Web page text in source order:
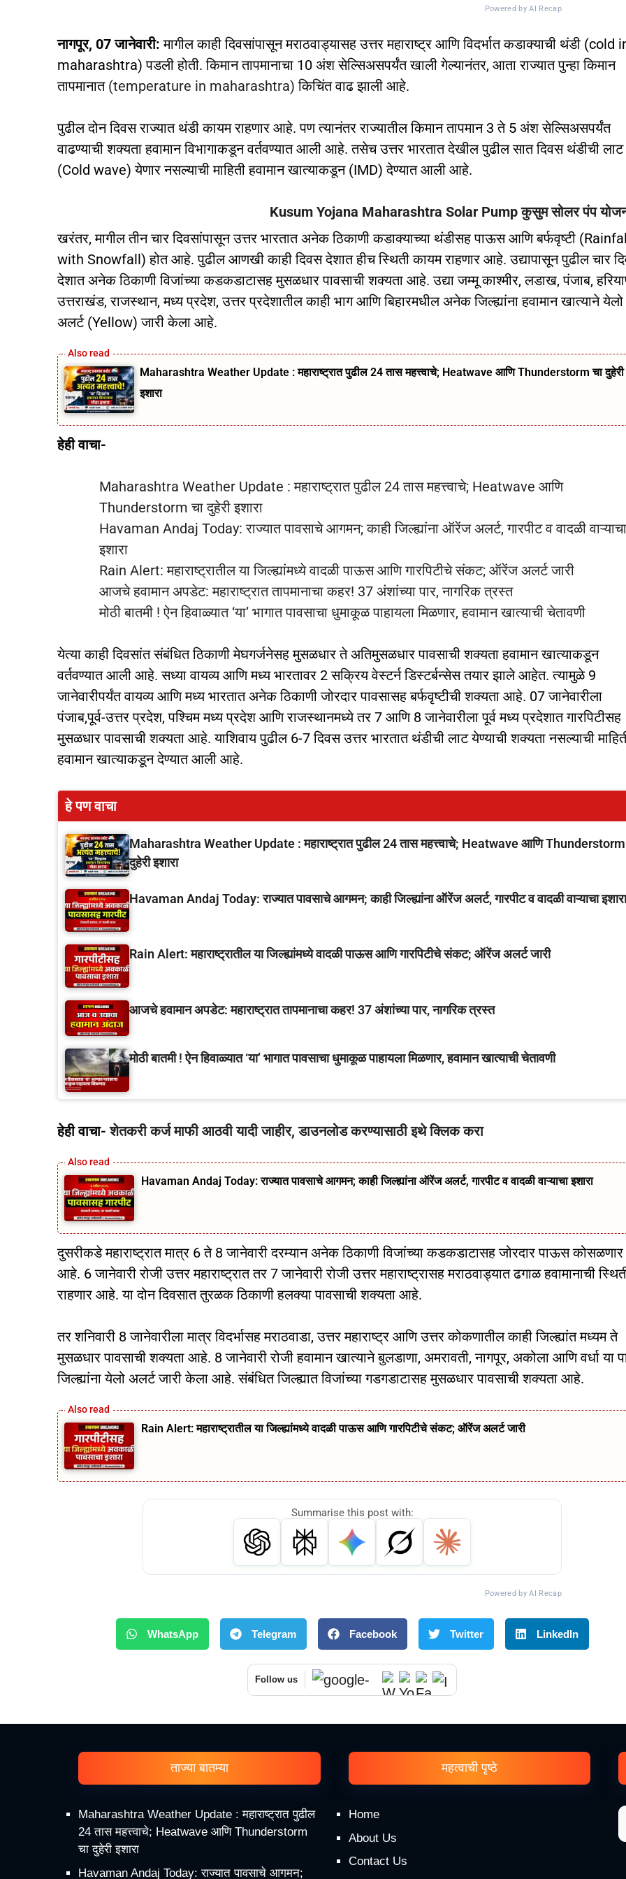
Powered by AI Recap
नागपूर, 07 जानेवारी: मागील काही दिवसांपासून मराठवाड्यासह उत्तर महाराष्ट्र आणि विदर्भात कडाक्याची थंडी (cold
maharashtra) पडली होती. किमान तापमानाचा 10 अंश सेल्सिअसपर्यंत खाली गेल्यानंतर, आता राज्यात पुन्हा किमान
तापमानात (temperature in maharashtra) किचिंत वाढ झाली आहे.
पुढील दोन दिवस राज्यात थंडी कायम राहणार आहे. पण त्यानंतर राज्यातील किमान तापमान 3 ते 5 अंश सेल्सिअसपर्यंत
वाढण्याची शक्यता हवामान विभागाकडून वर्तवण्यात आली आहे. तसेच उत्तर भारतात देखील पुढील सात दिवस थंडीची लाट
(Cold wave) येणार नसल्याची माहिती हवामान खात्याकडून (IMD) देण्यात आली आहे.
Kusum Yojana Maharashtra Solar Pump कुसुम सोलर पंप योजना ऑनलाईन
खरंतर, मागील तीन चार दिवसांपासून उत्तर भारतात अनेक ठिकाणी कडाक्याच्या थंडीसह पाऊस आणि बर्फवृष्टी
with Snowfall) होत आहे. पुढील आणखी काही दिवस देशात हीच स्थिती कायम राहणार आहे. उद्यापासून पुढील चार
देशात अनेक ठिकाणी विजांच्या कडकडाटासह मुसळधार पावसाची शक्यता आहे. उद्या जम्मू काश्मीर, लडाख, पंजाब,
उत्तराखंड, राजस्थान, मध्य प्रदेश, उत्तर प्रदेशातील काही भाग आणि बिहारमधील अनेक जिल्ह्यांना हवामान खात्याने येलो
अलर्ट (Yellow) जारी केला आहे.
Maharashtra Weather Update : महाराष्ट्रात पुढील 24 तास महत्त्वाचे; Heatwave आणि Thunderstorm चा दुहेरी
इशारा
हेही वाचा-
Maharashtra Weather Update : महाराष्ट्रात पुढील 24 तास महत्त्वाचे; Heatwave आणि
Thunderstorm चा दुहेरी इशारा
Havaman Andaj Today: राज्यात पावसाचे आगमन; काही जिल्ह्यांना ऑरेंज अलर्ट, गारपीट व वादळी वाऱ्याचा
इशारा
Rain Alert: महाराष्ट्रातील या जिल्ह्यांमध्ये वादळी पाऊस आणि गारपिटीचे संकट; ऑरेंज अलर्ट जारी
आजचे हवामान अपडेट: महाराष्ट्रात तापमानाचा कहर! 37 अंशांच्या पार, नागरिक त्रस्त
मोठी बातमी ! ऐन हिवाळ्यात ‘या’ भागात पावसाचा धुमाकूळ पाहायला मिळणार, हवामान खात्याची चेतावणी
येत्या काही दिवसांत संबंधित ठिकाणी मेघगर्जनेसह मुसळधार ते अतिमुसळधार पावसाची शक्यता हवामान खात्याकडून
वर्तवण्यात आली आहे. सध्या वायव्य आणि मध्य भारतावर 2 सक्रिय वेस्टर्न डिस्टर्बन्सेस तयार झाले आहेत. त्यामुळे 9
जानेवारीपर्यंत वायव्य आणि मध्य भारतात अनेक ठिकाणी जोरदार पावसासह बर्फवृष्टीची शक्यता आहे. 07 जानेवारीला
पंजाब,पूर्व-उत्तर प्रदेश, पश्चिम मध्य प्रदेश आणि राजस्थानमध्ये तर 7 आणि 8 जानेवारीला पूर्व मध्य प्रदेशात गारपिटीसह
मुसळधार पावसाची शक्यता आहे. याशिवाय पुढील 6-7 दिवस उत्तर भारतात थंडीची लाट येण्याची शक्यता नसल्याची
हवामान खात्याकडून देण्यात आली आहे.
हे पण वाचा
Maharashtra Weather Update : महाराष्ट्रात पुढील 24 तास महत्त्वाचे; Heatwave आणि Thunderstorm
दुहेरी इशारा
Havaman Andaj Today: राज्यात पावसाचे आगमन; काही जिल्ह्यांना ऑरेंज अलर्ट, गारपीट व वादळी वाऱ्याचा इशारा
Rain Alert: महाराष्ट्रातील या जिल्ह्यांमध्ये वादळी पाऊस आणि गारपिटीचे संकट; ऑरेंज अलर्ट जारी
आजचे हवामान अपडेट: महाराष्ट्रात तापमानाचा कहर! 37 अंशांच्या पार, नागरिक त्रस्त
मोठी बातमी ! ऐन हिवाळ्यात ‘या’ भागात पावसाचा धुमाकूळ पाहायला मिळणार, हवामान खात्याची चेतावणी
हेही वाचा-शेतकरी कर्ज माफी आठवी यादी जाहीर, डाउनलोड करण्यासाठी इथे क्लिक करा
Havaman Andaj Today: राज्यात पावसाचे आगमन; काही जिल्ह्यांना ऑरेंज अलर्ट, गारपीट व वादळी वाऱ्याचा इशारा
दुसरीकडे महाराष्ट्रात मात्र 6 ते 8 जानेवारी दरम्यान अनेक ठिकाणी विजांच्या कडकडाटासह जोरदार पाऊस कोसळणार
आहे. 6 जानेवारी रोजी उत्तर महाराष्ट्रात तर 7 जानेवारी रोजी उत्तर महाराष्ट्रासह मराठवाड्यात ढगाळ हवामानाची
राहणार आहे. या दोन दिवसात तुरळक ठिकाणी हलक्या पावसाची शक्यता आहे.
तर शनिवारी 8 जानेवारीला मात्र विदर्भासह मराठवाडा, उत्तर महाराष्ट्र आणि उत्तर कोकणातील काही जिल्ह्यांत मध्यम ते
मुसळधार पावसाची शक्यता आहे. 8 जानेवारी रोजी हवामान खात्याने बुलडाणा, अमरावती, नागपूर, अकोला आणि वर्धा या
जिल्ह्यांना येलो अलर्ट जारी केला आहे. संबंधित जिल्ह्यात विजांच्या गडगडाटासह मुसळधार पावसाची शक्यता आहे.
Rain Alert: महाराष्ट्रातील या जिल्ह्यांमध्ये वादळी पाऊस आणि गारपिटीचे संकट; ऑरेंज अलर्ट जारी
Summarise this post with:
Powered by AI Recap
WhatsApp Telegram Facebook Twitter LinkedIn
Follow us
ताज्या बातम्या
Maharashtra Weather Update : महाराष्ट्रात पुढील
24 तास महत्त्वाचे; Heatwave आणि Thunderstorm
चा दुहेरी इशारा
Havaman Andaj Today: राज्यात पावसाचे आगमन;
महत्वाची पृष्ठे
Home
About Us
Contact Us